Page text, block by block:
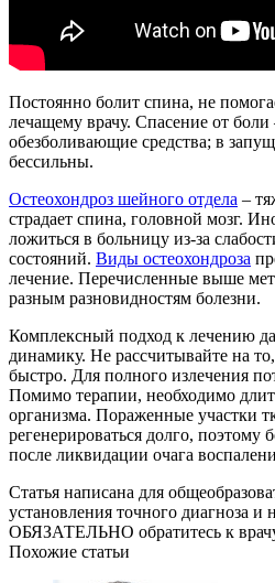
Постоянно болит спина, не
лечащему врачу. Спасение от боли
обезболивающие средства; в
бессильны.
Остеохондроз шейного отдела –
страдает спина, головной мозг.
ложиться в больницу из-за
состояний. Виды остеохондроза
лечение. Перечисленные выше
разным разновидностям болезни.
Комплексный подход к лечению
динамику. Не рассчитывайте на
быстро. Для полного излечения
Помимо терапии, необходимо
организма. Пораженные участки
регенерироваться долго, поэтому
после ликвидации очага
Статья написана для
установления точного диагноза и
ОБЯЗАТЕЛЬНО обратитесь к
Похожие статьи